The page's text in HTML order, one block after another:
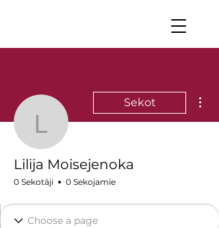
Lilija
Sekot
Lilija Moisejenoka
0 Sekotāji 0 Sekojamie